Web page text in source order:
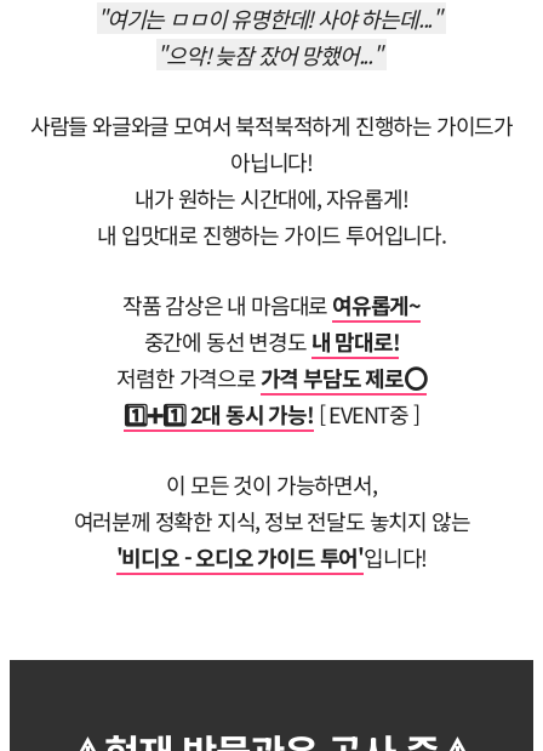
"여기는 ㅁㅁ이 유명한데! 사야 하는데..."
"으악! 늦잠 잤어 망했어..."
사람들 와글와글 모여서 북적북적하게 진행하는 가이드가
아닙니다!
내가 원하는 시간대에, 자유롭게!
내 입맛대로 진행하는 가이드 투어입니다.
작품 감상은 내 마음대로여유롭게~
중간에 동선 변경도내 맘대로!
저렴한 가격으로가격 부담도 제로⭕
1️⃣➕1️⃣ 2대 동시 가능! [ EVENT중 ]
이 모든 것이 가능하면서,
여러분께 정확한 지식, 정보 전달도 놓치지 않는
'비디오 - 오디오 가이드 투어'입니다!